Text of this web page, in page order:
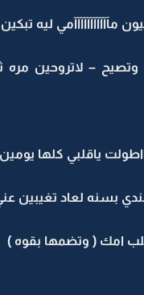
مآآآآآآآآآآآمي ليه
– لاتروحين مره
ياقلبي كلها
عندي بسنه لعاد تغيبين
امك ( وتضمها بقوه )